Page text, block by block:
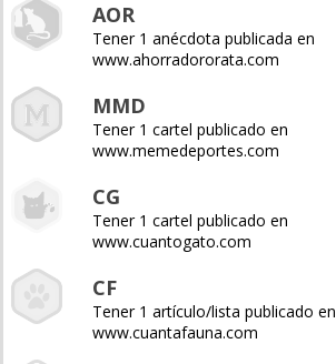
AOR
Tener 1 anécdota publicada en
www.ahorradororata.com
MMD
Tener 1 cartel publicado en
www.memedeportes.com
CG
Tener 1 cartel publicado en
www.cuantogato.com
CF
Tener 1 artículo/lista publicado en
www.cuantafauna.com